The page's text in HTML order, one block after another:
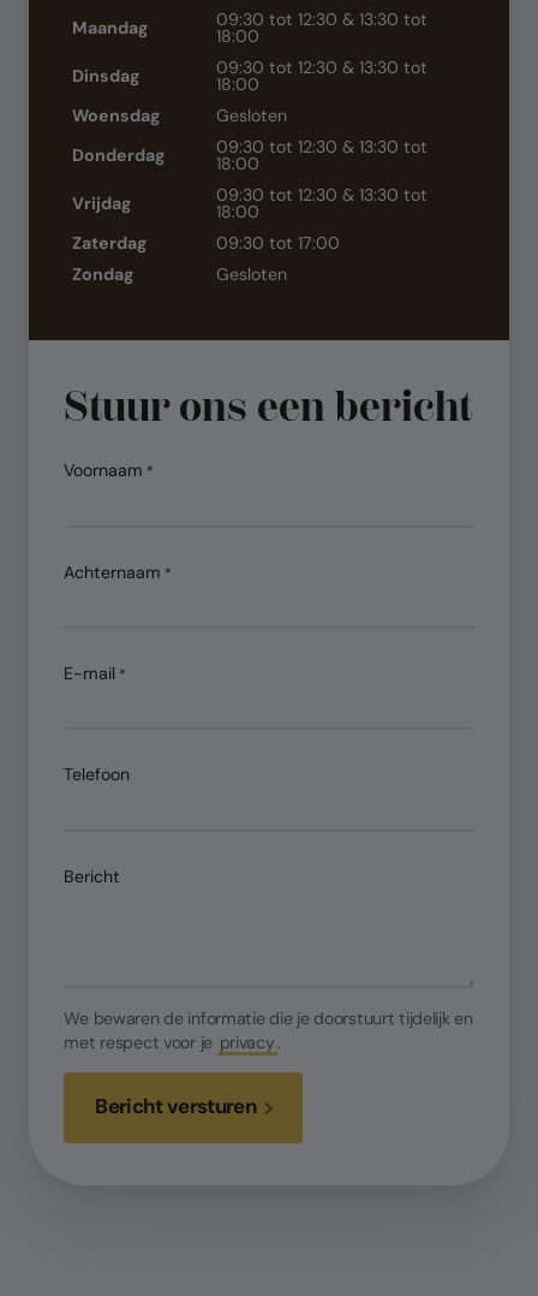
Stuur ons een bericht
Voornaam
Achternaam
E-mail
Telefoon
Bericht
We bewaren de informatie die je doorstuurt tijdelijk en
met respect voor je privacy .
Bericht versturen
Maandag
09:30 tot 12:30 & 13:30 tot
18:00
Dinsdag
09:30 tot 12:30 & 13:30 tot
18:00
Woensdag
Gesloten
Donderdag
09:30 tot 12:30 & 13:30 tot
18:00
Vrijdag
09:30 tot 12:30 & 13:30 tot
18:00
Zaterdag
09:30 tot 17:00
Zondag
Gesloten